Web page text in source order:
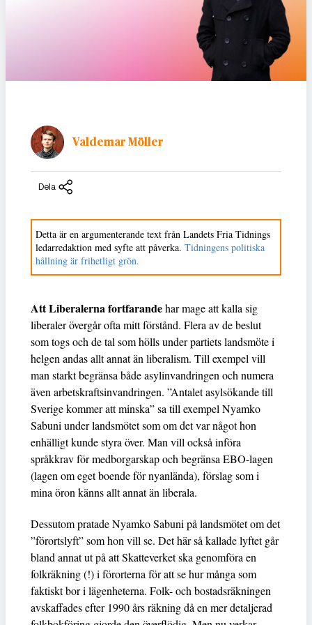
Valdemar Möller
Dela
Detta är en argumenterande text från Landets Fria Tidnings
ledarredaktion med syfte att påverka. Tidningens politiska
hållning är frihetligt grön.
Att Liberalerna fortfarandehar mage att kalla sig
liberaler övergår ofta mitt förstånd. Flera av de beslut
som togs och de tal som hölls under partiets landsmöte i
helgen andas allt annat än liberalism. Till exempel vill
man starkt begränsa både asylinvandringen och numera
även arbetskraftsinvandringen. ”Antalet asylsökande till
Sverige kommer att minska” sa till exempel Nyamko
Sabuni under landsmötet som om det var något hon
enhälligt kunde styra över. Man vill också införa
språkkrav för medborgarskap och begränsa EBO-lagen
(lagen om eget boende för nyanlända), förslag som i
mina öron känns allt annat än liberala.
Dessutom pratade Nyamko Sabuni på landsmötet om det
”förortslyft” som hon vill se. Det här så kallade lyftet går
bland annat ut på att Skatteverket ska genomföra en
folkräkning (!) i förorterna för att se hur många som
faktiskt bor i lägenheterna. Folk- och bostadsräkningen
avskaffades efter 1990 års räkning då en mer detaljerad